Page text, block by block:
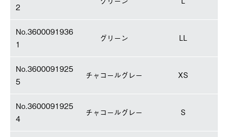
2
No.3600091936
1
グリーン LL
No.3600091925
5
チャコールグレー XS
No.3600091925
4
チャコールグレー S